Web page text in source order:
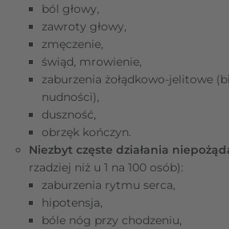
ból głowy,
zawroty głowy,
zmęczenie,
świąd, mrowienie,
zaburzenia żołądkowo-jelitowe
nudności),
duszność,
obrzęk kończyn.
Niezbyt częste działania
rzadziej niż u 1 na 100 osób):
zaburzenia rytmu serca,
hipotensja,
bóle nóg przy chodzeniu,